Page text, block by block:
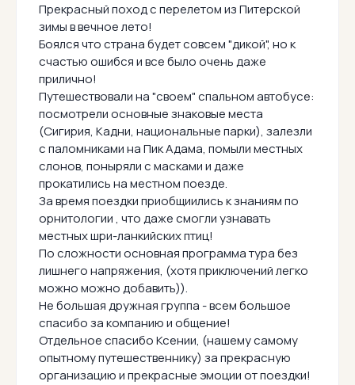
Прекрасный поход с перелетом из Питерской
зимы в вечное лето!
Боялся что страна будет совсем "дикой", но к
счастью ошибся и все было очень даже
прилично!
Путешествовали на "своем" спальном автобусе:
посмотрели основные знаковые места
(Сигирия, Кадни, национальные парки), залезли
с паломниками на Пик Адама, помыли местных
слонов, поныряли с масками и даже
прокатились на местном поезде.
За время поездки приобщиились к знаниям по
орнитологии , что даже смогли узнавать
местных шри-ланкийских птиц!
По сложности основная программа тура без
лишнего напряжения, (хотя приключений легко
можно можно добавить)).
Не большая дружная группа - всем большое
спасибо за компанию и общение!
Отдельное спасибо Ксении, (нашему самому
опытному путешественнику) за прекрасную
организацию и прекрасные эмоции от поездки!